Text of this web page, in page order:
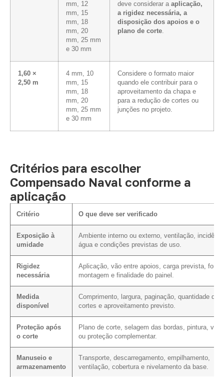
mm, 12
mm, 15
mm, 18
mm, 20
mm, 25 mm
e 30 mm
deve considerar a aplicação,
a rigidez necessária, a
disposição dos apoios e o
plano de corte.
1,60 ×
2,50 m
4 mm, 10
mm, 15
mm, 18
mm, 20
mm, 25 mm
e 30 mm
Considere o formato maior
quando ele contribuir para o
aproveitamento da chapa e
para a redução de cortes ou
junções no projeto.
Critérios para escolher
Compensado Naval conforme a
aplicação
Critério O que deve ser verificado
Exposição à
umidade
Ambiente interno ou externo, ventilação,
água e condições previstas de uso.
Rigidez
necessária
Aplicação, vão entre apoios, carga prevista,
montagem e finalidade do painel.
Medida
disponível
Comprimento, largura, paginação, quantidade de
cortes e aproveitamento previsto.
Proteção após
o corte
Plano de corte, selagem das bordas, pintura,
ou proteção complementar.
Manuseio e
armazenamento
Transporte, descarregamento, empilhamento,
ventilação, cobertura e nivelamento da base.